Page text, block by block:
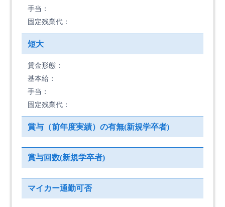
手当：
固定残業代：
短大
賃金形態：
基本給：
手当：
固定残業代：
賞与（前年度実績）の有無(新規学卒者)
賞与回数(新規学卒者)
マイカー通勤可否